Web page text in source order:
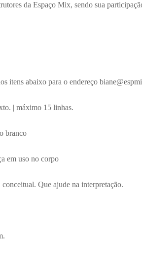
da Espaço Mix, sendo sua
itens abaixo para o endereço
| máximo 15 linhas.
branco
em uso no corpo
Que ajude na interpretação.